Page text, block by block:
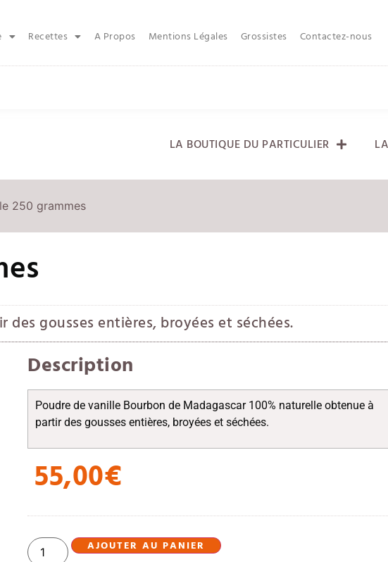
Recettes A Propos Mentions Légales Grossistes Contactez-nous
LA BOUTIQUE DU PARTICULIER
250 grammes
gousses entières, broyées et séchées.
Description
Poudre de vanille Bourbon de Madagascar 100% naturelle obtenue à
partir des gousses entières, broyées et séchées.
55,00€
AJOUTER AU PANIER